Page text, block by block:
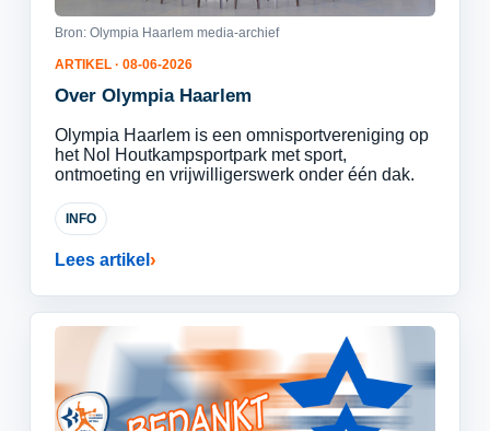
Bron: Olympia Haarlem media-archief
ARTIKEL · 08-06-2026
Over Olympia Haarlem
Olympia Haarlem is een omnisportvereniging op
het Nol Houtkampsportpark met sport,
ontmoeting en vrijwilligerswerk onder één dak.
INFO
Lees artikel